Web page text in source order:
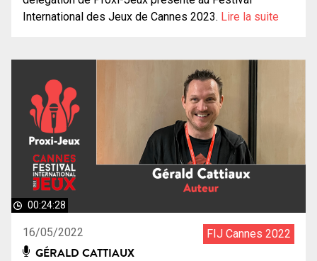
International des Jeux de Cannes 2023. Lire la suite
00:24:28
16/05/2022 FIJ Cannes 2022
GÉRALD CATTIAUX